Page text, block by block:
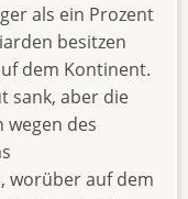
als ein Prozent
besitzen
dem Kontinent.
sank, aber die
des
worüber auf dem